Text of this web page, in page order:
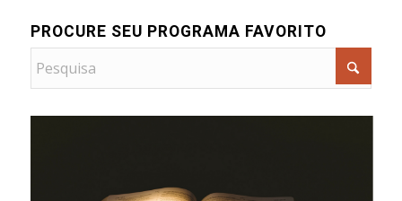
PROCURE SEU PROGRAMA FAVORITO